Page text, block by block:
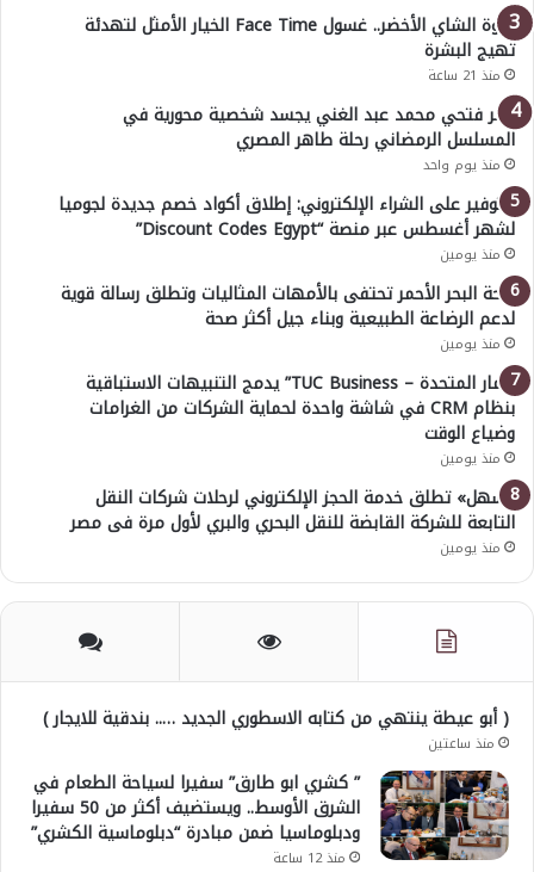
قوة الشاي الأخضر.. غسول Face Time الخيار الأمثل لتهدئة
تهيج البشرة
منذ 21 ساعة
عمر فتحي محمد عبد الغني يجسد شخصية محورية في
المسلسل الرمضاني رحلة طاهر المصري
منذ يوم واحد
للتوفير على الشراء الإلكتروني: إطلاق أكواد خصم جديدة لجوميا
لشهر أغسطس عبر منصة “Discount Codes Egypt”
منذ يومين
صحة البحر الأحمر تحتفى بالأمهات المثاليات وتطلق رسالة قوية
لدعم الرضاعة الطبيعية وبناء جيل أكثر صحة
منذ يومين
“ثمار المتحدة – TUC Business” يدمج التنبيهات الاستباقية
بنظام CRM في شاشة واحدة لحماية الشركات من الغرامات
وضياع الوقت
منذ يومين
«سهل» تطلق خدمة الحجز الإلكتروني لرحلات شركات النقل
التابعة للشركة القابضة للنقل البحري والبري لأول مرة فى مصر
منذ يومين
( أبو عيطة ينتهي من كتابه الاسطوري الجديد ….. بندقية للايجار )
منذ ساعتين
” كشري ابو طارق” سفيرا لسياحة الطعام في
الشرق الأوسط.. ويستضيف أكثر من 50 سفيرا
ودبلوماسيا ضمن مبادرة “دبلوماسية الكشري”
منذ 12 ساعة